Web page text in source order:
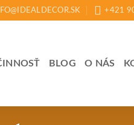
+421
BLOG O NÁS